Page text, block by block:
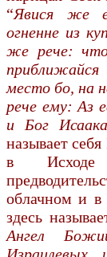
“Явися же
огненне из
же рече:
место бо, на
рече ему: Аз
и Бог
называет
в
облачном и в
здесь
Ангел